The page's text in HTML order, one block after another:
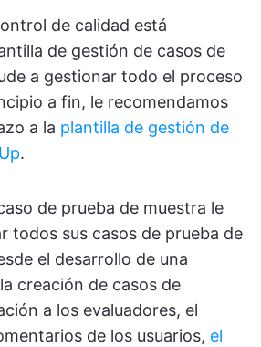
de calidad está
de gestión de casos de
a gestionar todo el proceso
a fin, le recomendamos
a la plantilla de gestión de
.
de prueba de muestra le
todos sus casos de prueba de
el desarrollo de una
creación de casos de
a los evaluadores, el
de los usuarios, el